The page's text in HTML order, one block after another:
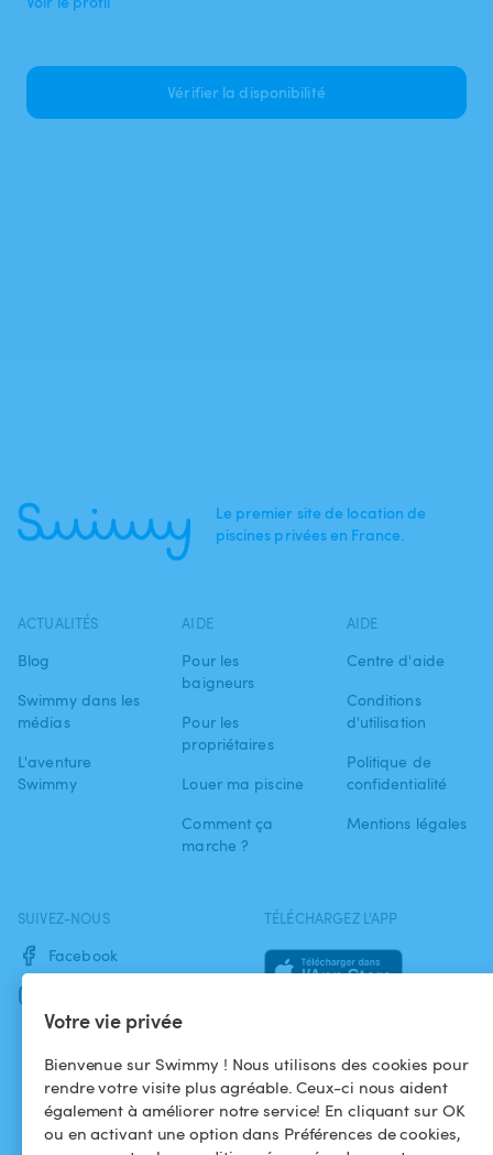
Votre vie privée
Bienvenue sur Swimmy ! Nous utilisons des cookies pour
rendre votre visite plus agréable. Ceux-ci nous aident
également à améliorer notre service! En cliquant sur OK
ou en activant une option dans Préférences de cookies,
Vérifier la disponibilité
Le premier site de location de
piscines privées en France.
ACTUALITÉS
Blog
Swimmy dans les
médias
L'aventure
Swimmy
AIDE
Pour les
baigneurs
Pour les
propriétaires
Louer ma piscine
Comment ça
marche ?
AIDE
Centre d'aide
Conditions
d'utilisation
Politique de
confidentialité
Mentions légales
SUIVEZ-NOUS
Facebook
TÉLÉCHARGEZ L'APP